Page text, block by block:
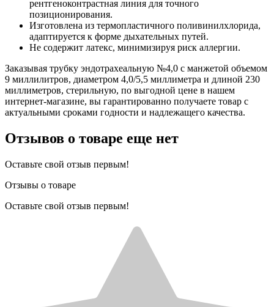
рентгеноконтрастная линия для точного
позиционирования.
Изготовлена из термопластичного поливинилхлорида,
адаптируется к форме дыхательных путей.
Не содержит латекс, минимизируя риск аллергии.
Заказывая трубку эндотрахеальную №4,0 с манжетой объемом
9 миллилитров, диаметром 4,0/5,5 миллиметра и длиной 230
миллиметров, стерильную, по выгодной цене в нашем
интернет-магазине, вы гарантированно получаете товар с
актуальными сроками годности и надлежащего качества.
Отзывов о товаре еще нет
Оставьте свой отзыв первым!
Отзывы о товаре
Оставьте свой отзыв первым!